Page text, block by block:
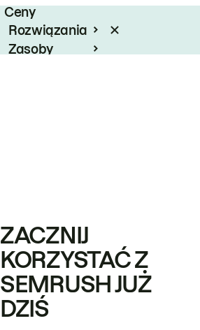
Ceny
Rozwiązania
Zasoby
ZACZNIJ
KORZYSTAĆ Z
SEMRUSH JUŻ
DZIŚ